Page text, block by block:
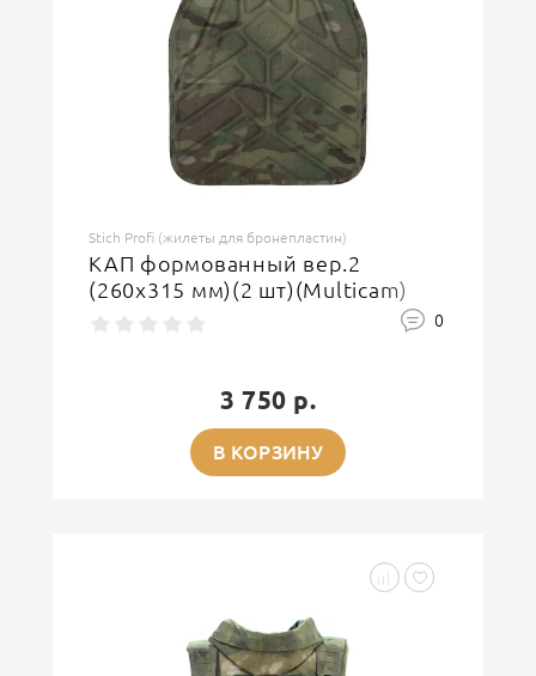
Stich Profi (жилеты для бронепластин)
КАП формованный вер.2
(260х315 мм)(2 шт)(Multicam)
0
3 750 р.
В КОРЗИНУ